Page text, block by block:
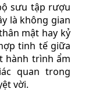
sưu tập rượu
là không gian
mật hay kỷ
tinh tế giữa
hành trình ẩm
quan trong
vời.